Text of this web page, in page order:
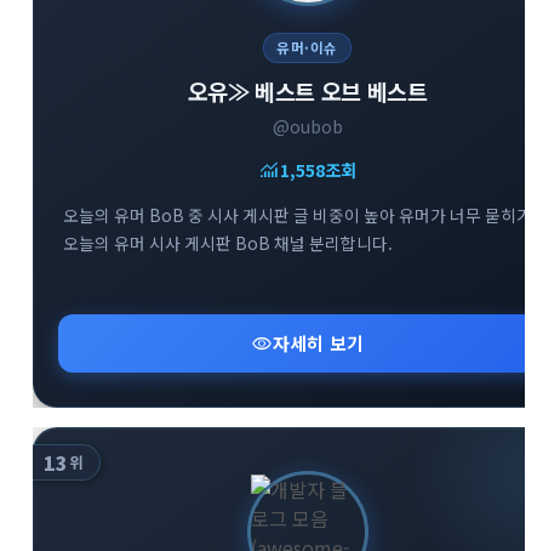
유머·이슈
오유≫ 베스트 오브 베스트
@oubob
monitoring1,558조회
오늘의 유머 BoB 중 시사 게시판 글 비중이 높아 유머가 너무 묻히기
오늘의 유머 시사 게시판 BoB 채널 분리합니다.
visibility자세히 보기
13 위